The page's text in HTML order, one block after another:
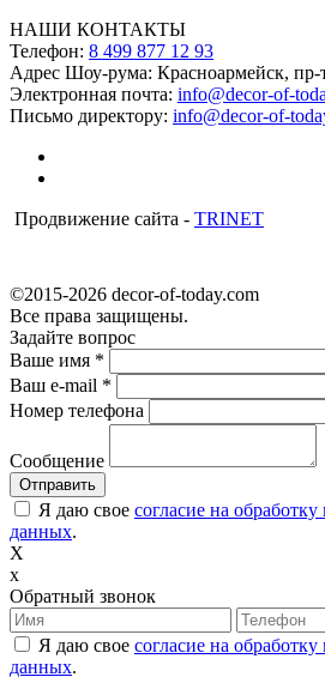
НАШИ КОНТАКТЫ
Телефон: 8 499 877 12 93
Адрес Шоу-рума: Красноармейск,
Электронная почта: info@decor-of-
Письмо директору: info@decor-of-
Продвижение сайта - TRINET
©2015-2026 decor-of-today.com
Все права защищены.
Задайте вопрос
Ваше имя *
Ваш e-mail *
Номер телефона
Сообщение
Я даю свое согласие на
данных.
X
x
Обратный звонок
Я даю свое согласие на
данных.